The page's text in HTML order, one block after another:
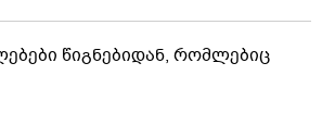
წიგნებიდან, რომლებიც